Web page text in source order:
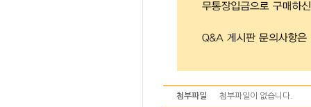
첨부파일 첨부파일이 없습니다.